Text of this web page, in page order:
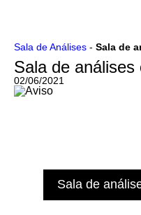
Ir
o
conteúdo
Sala de Análises - Sala de
Sala de
02/06/2021
Sala de